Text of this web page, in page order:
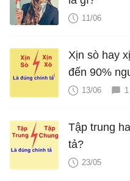
11/06
Xịn sò hay
đến 90%
13/06 1
Tập trung
tả?
23/05